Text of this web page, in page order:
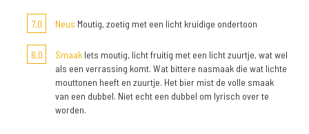
7,0 Neus Moutig, zoetig met een licht kruidige ondertoon
6,0 Smaak Iets moutig, licht fruitig met een licht zuurtje, wat wel
als een verrassing komt. Wat bittere nasmaak die wat lichte
mouttonen heeft en zuurtje. Het bier mist de volle smaak
van een dubbel. Niet echt een dubbel om lyrisch over te
worden.